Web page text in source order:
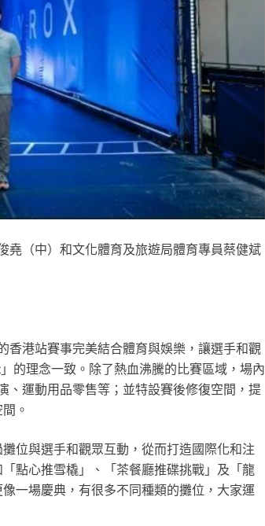
堯（中）和文化體育及旅遊局體育專員蔡健斌
香港站賽事完美結合體育與娛樂，讓選手和觀
的理念一致。除了熱血沸騰的比賽區域，場內
、運動用品零售等；並特設賽後修復空間，提
。
位與選手和觀眾互動，從而打造國際化和注
點心推雪橇」、「茶餐廳推碟挑戰」及「龍
一場慶典，有很多不同種類的攤位，大家運